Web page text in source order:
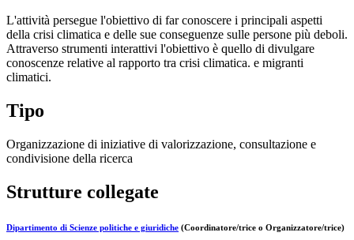
L'attività persegue l'obiettivo di far conoscere i principali aspetti
della crisi climatica e delle sue conseguenze sulle persone più deboli.
Attraverso strumenti interattivi l'obiettivo è quello di divulgare
conoscenze relative al rapporto tra crisi climatica. e migranti
climatici.
Tipo
Organizzazione di iniziative di valorizzazione, consultazione e
condivisione della ricerca
Strutture collegate
Dipartimento di Scienze politiche e giuridiche (Coordinatore/trice o Organizzatore/trice)